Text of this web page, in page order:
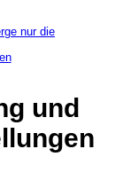
nur die
und